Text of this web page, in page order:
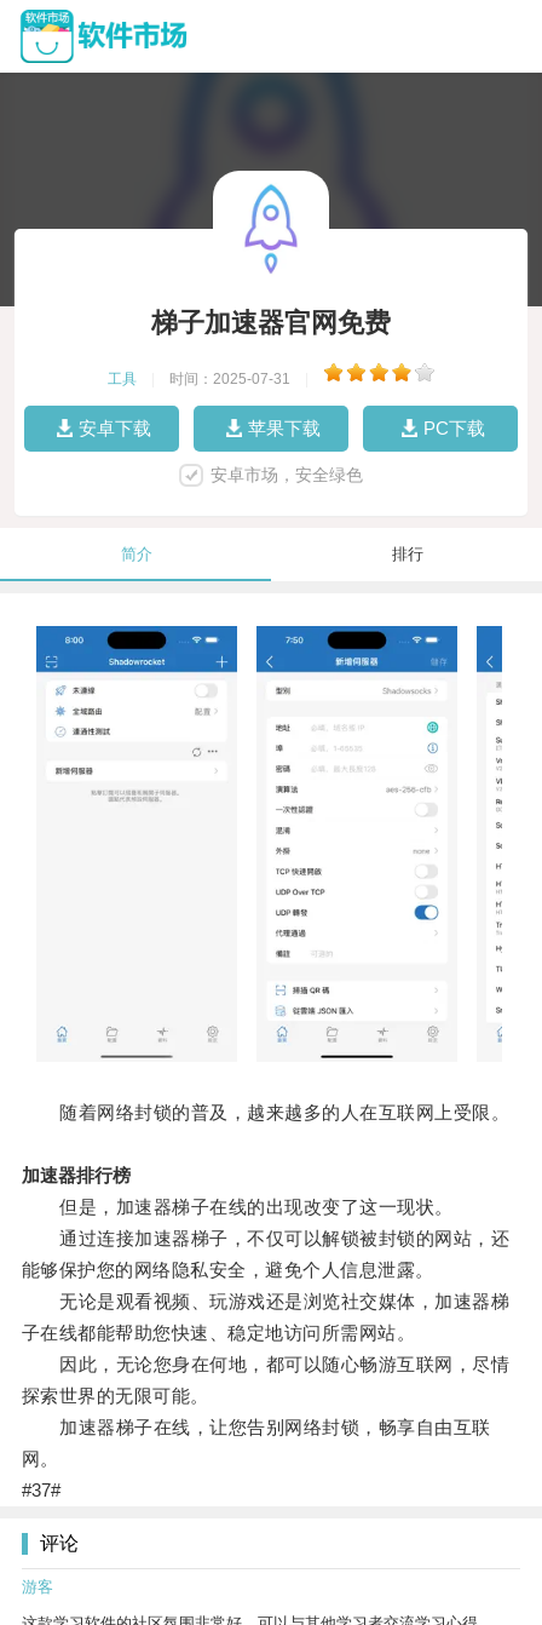
梯子加速器官网免费
工具 时间：2025-07-31
安卓下载 苹果下载 PC下载
安卓市场，安全绿色
简介 排行
随着网络封锁的普及，越来越多的人在互联网上受限。
加速器排行榜
但是，加速器梯子在线的出现改变了这一现状。
通过连接加速器梯子，不仅可以解锁被封锁的网站，还
能够保护您的网络隐私安全，避免个人信息泄露。
无论是观看视频、玩游戏还是浏览社交媒体，加速器梯
子在线都能帮助您快速、稳定地访问所需网站。
因此，无论您身在何地，都可以随心畅游互联网，尽情
探索世界的无限可能。
加速器梯子在线，让您告别网络封锁，畅享自由互联
网。
#37#
评论
游客